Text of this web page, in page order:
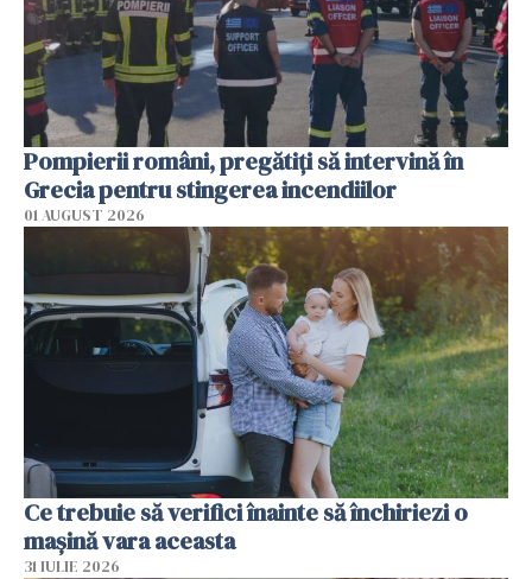
Pompierii români, pregătiţi să intervină în
Grecia pentru stingerea incendiilor
01 AUGUST 2026
Ce trebuie să verifici înainte să închiriezi o
mașină vara aceasta
31 IULIE 2026